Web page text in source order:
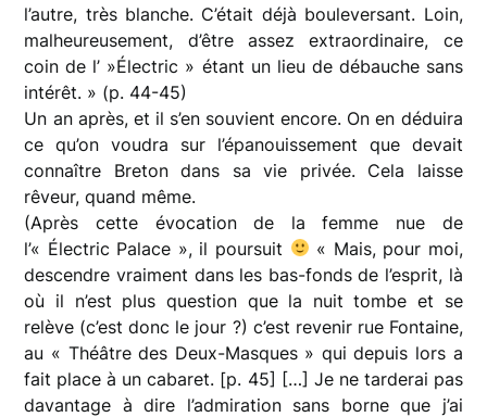
l’autre, très blanche. C’était déjà bouleversant. Loin,
malheureusement, d’être assez extraordinaire, ce
coin de l’ »Électric » étant un lieu de débauche sans
intérêt. » (p. 44-45)
Un an après, et il s’en souvient encore. On en déduira
ce qu’on voudra sur l’épanouissement que devait
connaître Breton dans sa vie privée. Cela laisse
rêveur, quand même.
(Après cette évocation de la femme nue de
l’« Électric Palace », il poursuit
« Mais, pour moi,
descendre vraiment dans les bas-fonds de l’esprit, là
où il n’est plus question que la nuit tombe et se
relève (c’est donc le jour ?) c’est revenir rue Fontaine,
au « Théâtre des Deux-Masques » qui depuis lors a
fait place à un cabaret. [p. 45] […] Je ne tarderai pas
davantage à dire l’admiration sans borne que j’ai